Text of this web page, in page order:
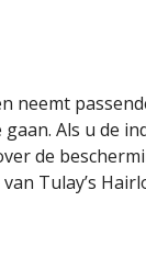
neemt
Als u de
de
Tulay’s